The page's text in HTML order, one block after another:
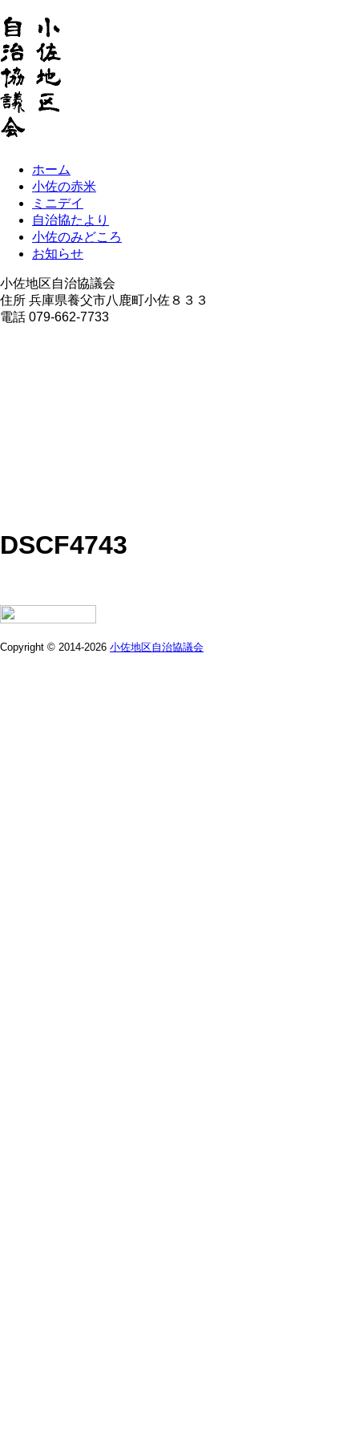
ホーム
小佐の赤米
ミニデイ
自治協たより
小佐のみどころ
お知らせ
小佐地区自治協議会
住所 兵庫県養父市八鹿町小佐８３３
電話 079-662-7733
DSCF4743
Copyright © 2014-2026 小佐地区自治協議会